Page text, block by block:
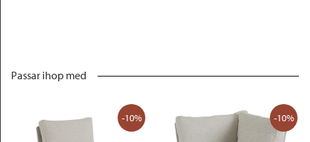
Passar ihop med
-10% -10%